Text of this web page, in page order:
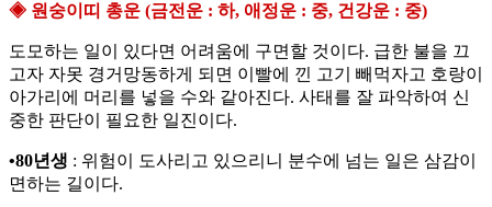
◈ 원숭이띠 총운 (금전운 : 하, 애정운 : 중, 건강운 : 중)
도모하는 일이 있다면 어려움에 구면할 것이다. 급한 불을 끄
고자 자못 경거망동하게 되면 이빨에 낀 고기 빼먹자고 호랑이
아가리에 머리를 넣을 수와 같아진다. 사태를 잘 파악하여 신
중한 판단이 필요한 일진이다.
•80년생 : 위험이 도사리고 있으리니 분수에 넘는 일은 삼감이
면하는 길이다.